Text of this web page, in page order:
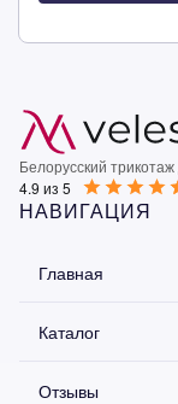
Белорусский трикотаж
4.9 из 5
НАВИГАЦИЯ
Главная
Каталог
Отзывы